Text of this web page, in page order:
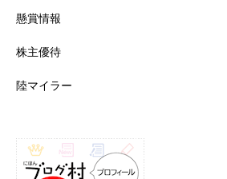
懸賞情報
株主優待
陸マイラー